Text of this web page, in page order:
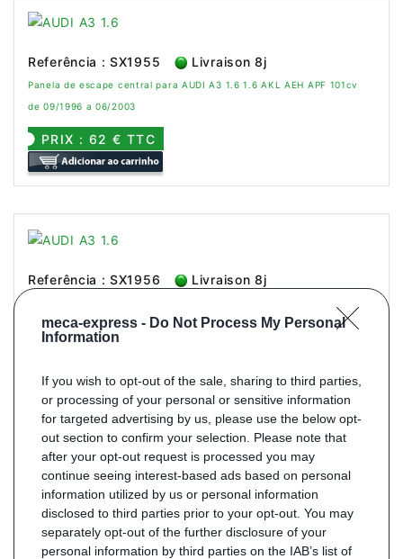
meca-express - Do Not Process My Personal
Information
If you wish to opt-out of the sale, sharing to third parties,
or processing of your personal or sensitive information
for targeted advertising by us, please use the below opt-
out section to confirm your selection. Please note that
after your opt-out request is processed you may
continue seeing interest-based ads based on personal
information utilized by us or personal information
disclosed to third parties prior to your opt-out. You may
separately opt-out of the further disclosure of your
personal information by third parties on the IAB’s list of
Referência : SX1955 Livraison 8j
Panela de escape central para AUDI A3 1.6 1.6 AKL AEH APF 101cv
de 09/1996 a 06/2003
PRIX : 62 € TTC
Referência : SX1956 Livraison 8j
de 09/1996 a 06/2003
Referência : SX1955 Livraison 8j
Panela de escape central para AUDI A3 1.6 1.6 BFQ AVU 102cv
de 09/1996 a 06/2003